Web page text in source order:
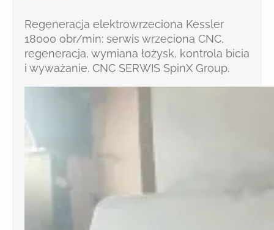
Regeneracja elektrowrzeciona Kessler
18000 obr/min: serwis wrzeciona CNC,
regeneracja, wymiana łożysk, kontrola bicia
i wyważanie. CNC SERWIS SpinX Group.